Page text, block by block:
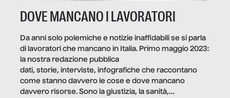
DOVE MANCANO I LAVORATORI
Da anni solo polemiche e notizie inaffidabili se si parla
di lavoratori che mancano in Italia. Primo maggio 2023:
la nostra redazione pubblica
dati, storie, interviste, infografiche che raccontano
come stanno davvero le cose e dove mancano
davvero risorse. Sono la giustizia, la sanità,